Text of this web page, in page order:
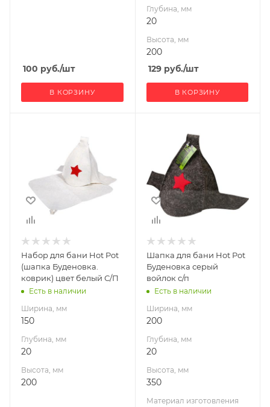
100 руб./шт
В КОРЗИНУ
Глубина, мм
20
Высота, мм
200
129руб./шт
В КОРЗИНУ
Высота, мм
200
Набор для бани Hot Pot
(шапка Буденовка.
коврик) цвет белый С/П
Есть в наличии
Ширина, мм
150
Глубина, мм
20
Высота, мм
200
Глубина, мм
20
Высота, мм
350
Материал
Войлок
Производитель
Банные штучки
Шапка для бани Hot Pot
Буденовка серый
войлок с/п
Есть в наличии
Ширина, мм
200
Глубина, мм
20
Высота, мм
350
Материал изготовления